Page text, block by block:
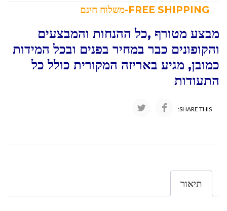
מבצע מטורף ,כל ההנחות והמבצעים
והקופונים כבר במחיר בפנים ובכל המידות
כמובן, מגיע באריזה המקורית כולל כל
התעודות
SHARE THIS:
תיאור